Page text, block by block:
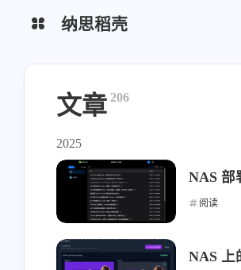
纳思稻壳
文章 206
2025
NAS 部
阅读
NAS 上